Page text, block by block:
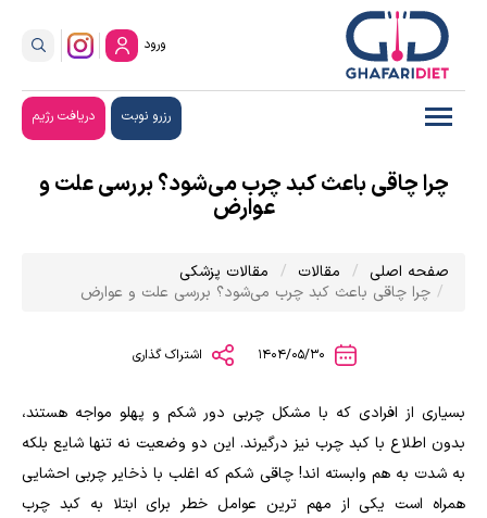
ورود
رزرو نوبت دریافت رژیم
چرا چاقی باعث کبد چرب می‌شود؟ بررسی علت و
عوارض
صفحه اصلی مقالات
مقالات پزشکی
چرا چاقی باعث کبد چرب می‌شود؟ بررسی علت و عوارض
اشتراک گذاری
بسیاری از افرادی که با مشکل چربی دور شکم و پهلو مواجه هستند،
بدون اطلاع با کبد چرب نیز درگیرند. این دو وضعیت نه تنها شایع بلکه
به شدت به هم وابسته اند! چاقی شکم که اغلب با ذخایر چربی احشایی
همراه است یکی از مهم ترین عوامل خطر برای ابتلا به کبد چرب